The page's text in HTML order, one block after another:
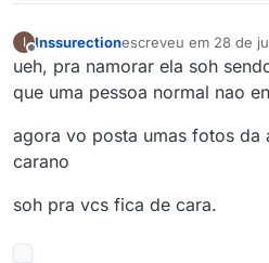
I
Offline
Inssurectionescreveu em 28 de
última edição por
ueh, pra namorar ela soh
que uma pessoa normal nao
agora vo posta umas fotos da
carano
soh pra vcs fica de cara.